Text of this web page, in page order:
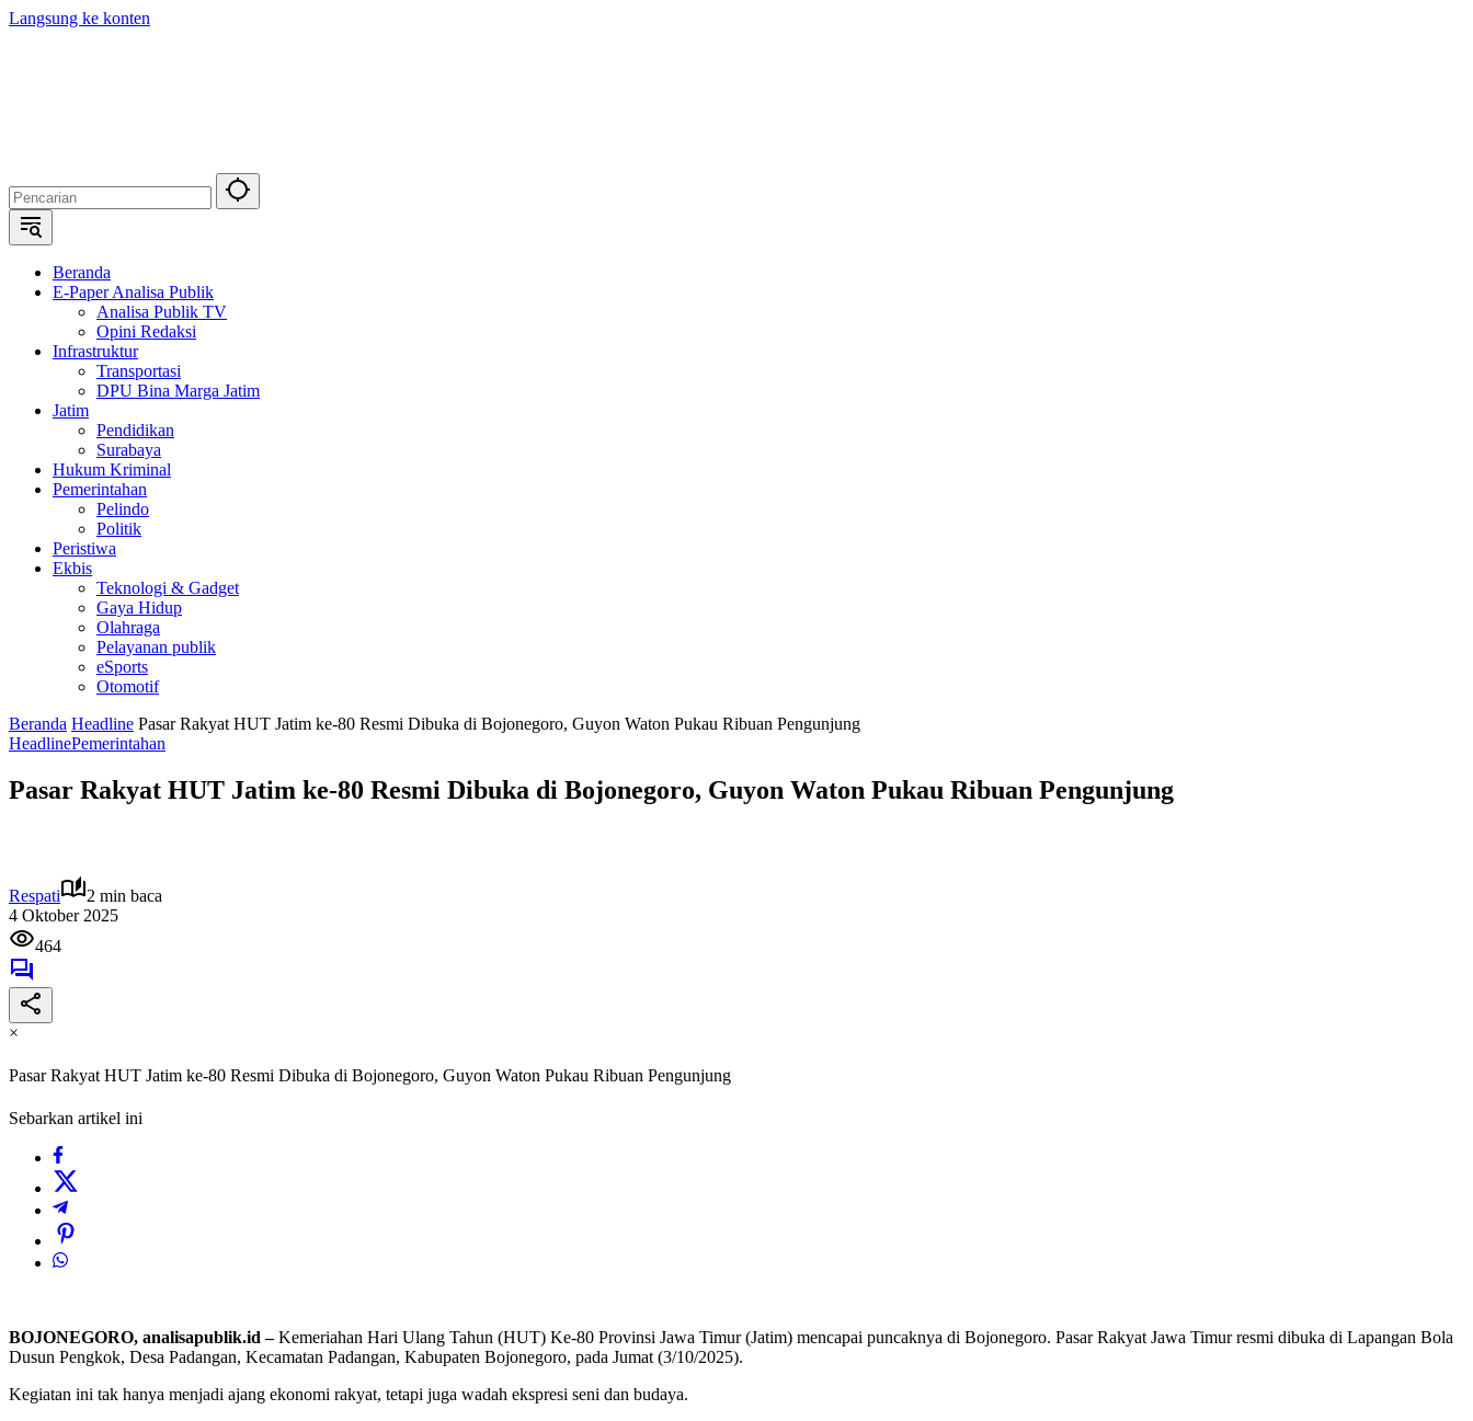
Langsung ke konten
Beranda
E-Paper Analisa Publik
Analisa Publik TV
Opini Redaksi
Infrastruktur
Transportasi
DPU Bina Marga Jatim
Jatim
Pendidikan
Surabaya
Hukum Kriminal
Pemerintahan
Pelindo
Politik
Peristiwa
Ekbis
Teknologi & Gadget
Gaya Hidup
Olahraga
Pelayanan publik
eSports
Otomotif
Beranda Headline Pasar Rakyat HUT Jatim ke-80 Resmi Dibuka di Bojonegoro, Guyon Waton Pukau Ribuan Pengunjung
HeadlinePemerintahan
Pasar Rakyat HUT Jatim ke-80 Resmi Dibuka di Bojonegoro, Guyon Waton Pukau Ribuan Pengunjung
Respati
2 min baca
4 Oktober 2025
464
×
Pasar Rakyat HUT Jatim ke-80 Resmi Dibuka di Bojonegoro, Guyon Waton Pukau Ribuan Pengunjung
Sebarkan artikel ini
BOJONEGORO, analisapublik.id –Kemeriahan Hari Ulang Tahun (HUT) Ke-80 Provinsi Jawa Timur (Jatim) mencapai puncaknya di Bojonegoro. Pasar Rakyat Jawa Timur resmi dibuka di Lapangan Bola
Dusun Pengkok, Desa Padangan, Kecamatan Padangan, Kabupaten Bojonegoro, pada Jumat (3/10/2025).
Kegiatan ini tak hanya menjadi ajang ekonomi rakyat, tetapi juga wadah ekspresi seni dan budaya.